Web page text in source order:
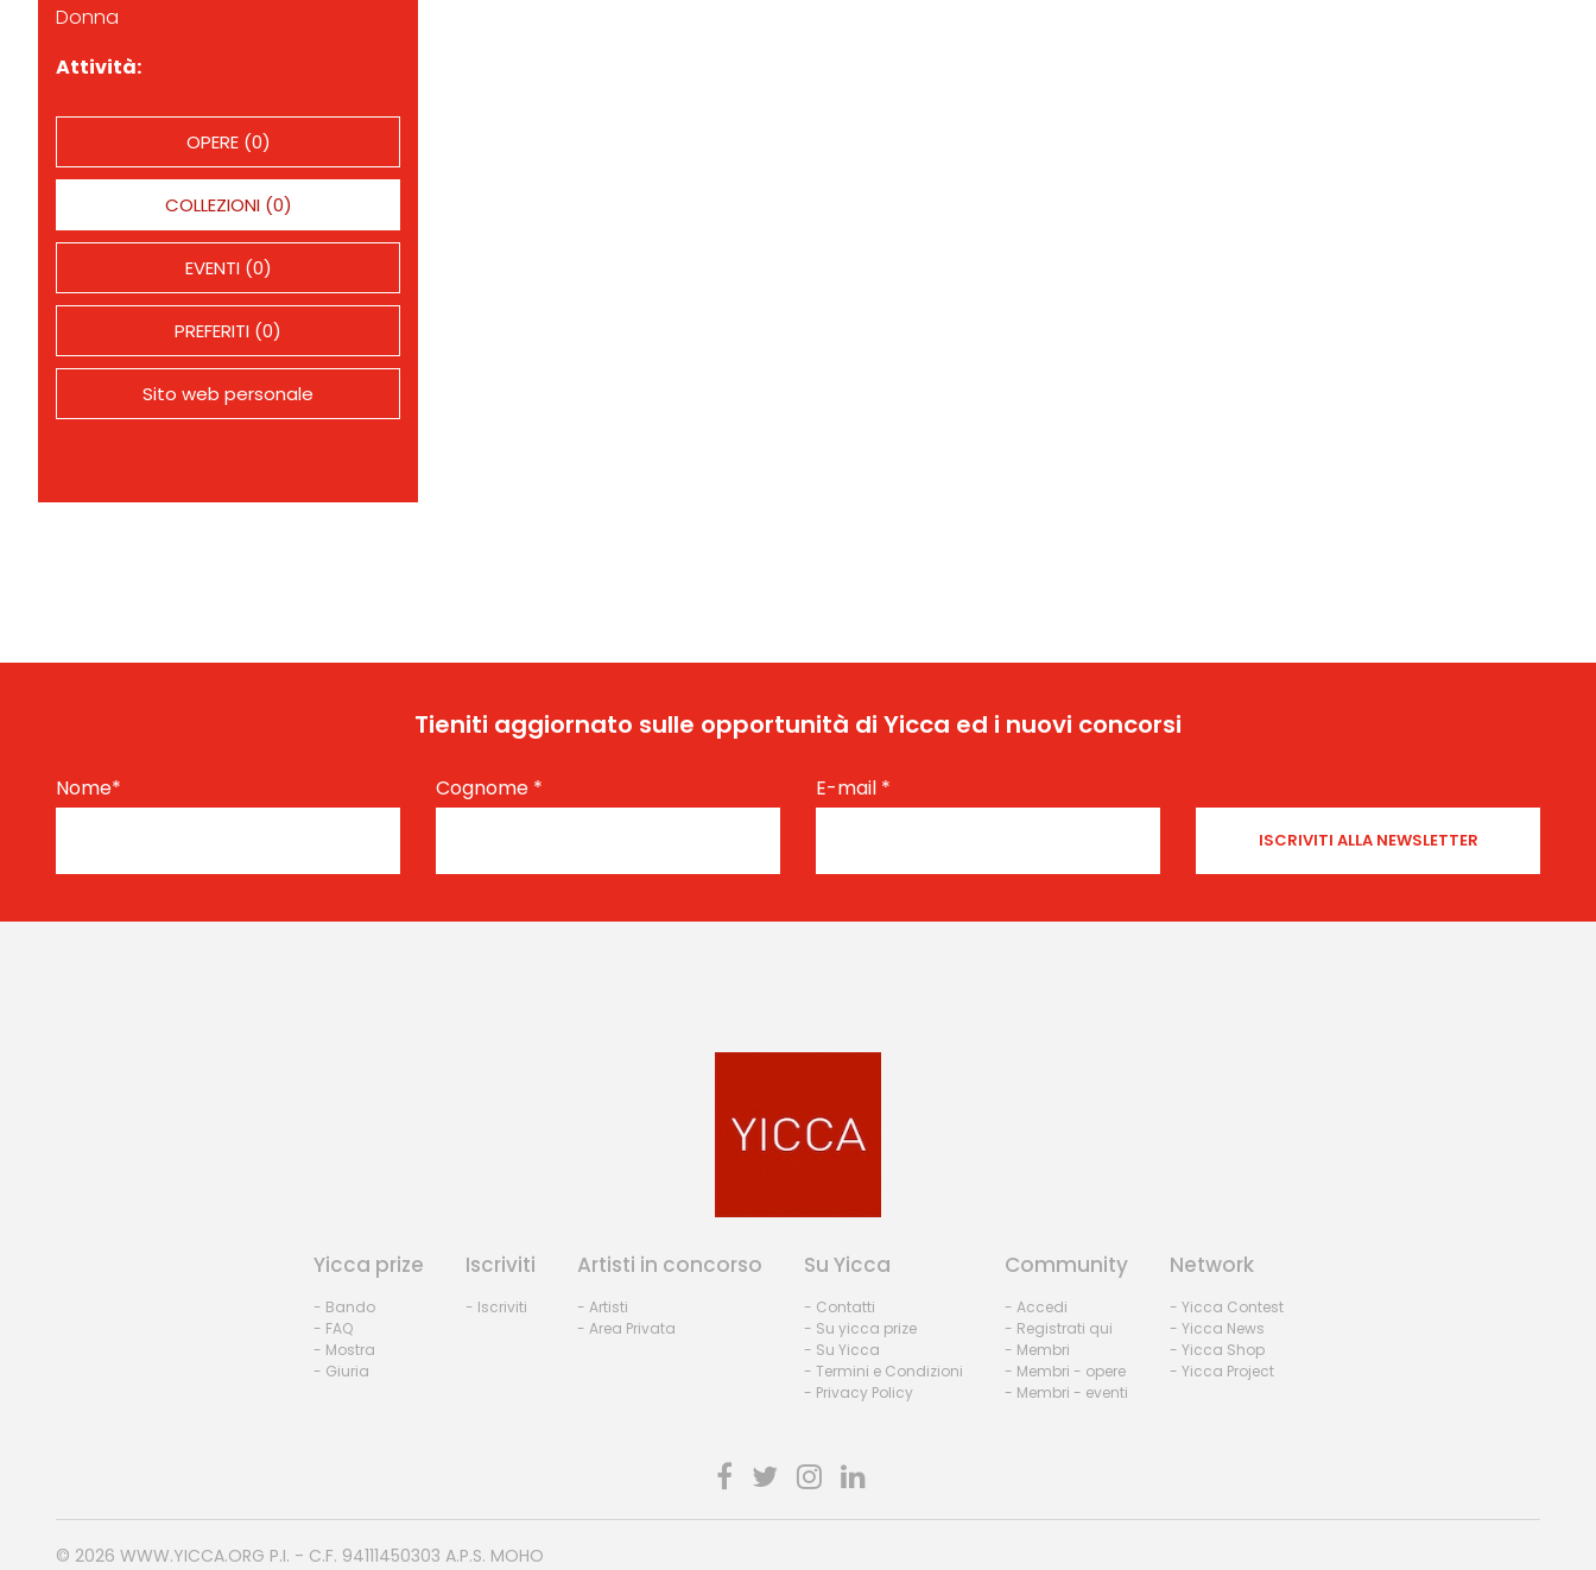
Donna
Attività:
OPERE (0)
COLLEZIONI (0)
EVENTI (0)
PREFERITI (0)
Sito web personale
Tieniti aggiornato sulle opportunità di Yicca ed i nuovi concorsi
Nome* Cognome * E-mail *
Yicca prize
- Bando
- FAQ
- Mostra
- Giuria
Iscriviti
- Iscriviti
Artisti in concorso
- Artisti
- Area Privata
Su Yicca
- Contatti
- Su yicca prize
- Su Yicca
- Termini e Condizioni
- Privacy Policy
Community
- Accedi
- Registrati qui
- Membri
- Membri - opere
- Membri - eventi
Network
- Yicca Contest
- Yicca News
- Yicca Shop
- Yicca Project
© 2026 WWW.YICCA.ORG P.I. - C.F. 94111450303 A.P.S. MOHO